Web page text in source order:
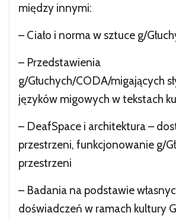
między innymi:
– Ciało i norma w sztuce g/
– Przedstawienia
g/Głuchych/CODA/migających
języków migowych w tekstach
– DeafSpace i architektura –
przestrzeni, funkcjonowanie g/
przestrzeni
– Badania na podstawie
doświadczeń w ramach kultury